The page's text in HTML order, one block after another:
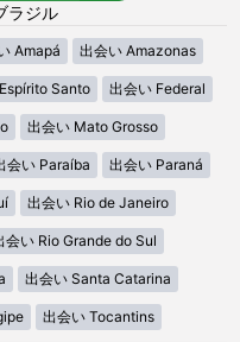
ラジル
Amapá 出会い Amazonas
Santo 出会い Federal
出会い Mato Grosso
会い Paraíba 出会い Paraná
出会い Rio de Janeiro
会い Rio Grande do Sul
出会い Santa Catarina
出会い Tocantins